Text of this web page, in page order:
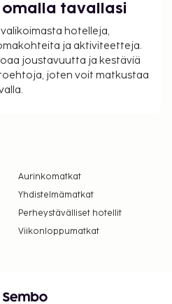
tavallasi
hotelleja,
ja aktiviteetteja.
joustavuutta ja kestäviä
joten voit matkustaa
Aurinkomatkat
Yhdistelmämatkat
Perheystävälliset hotellit
Viikonloppumatkat